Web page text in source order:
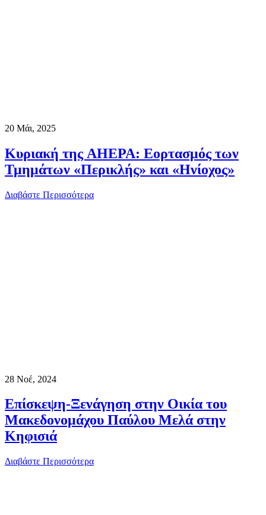
20 Μάι, 2025
Κυριακή της AHEPA: Εορτασμός των
Τμημάτων «Περικλής» και «Ηνίοχος»
Διαβάστε Περισσότερα
28 Νοέ, 2024
Επίσκεψη-Ξενάγηση στην Οικία του
Μακεδονομάχου Παύλου Μελά στην
Κηφισιά
Διαβάστε Περισσότερα